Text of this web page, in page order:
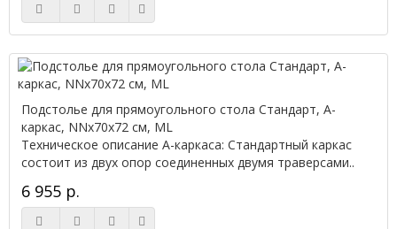
Подстолье для прямоугольного стола Стандарт, А-
каркас, NNx70х72 см, ML
Техническое описание А-каркаса: Стандартный каркас
состоит из двух опор соединенных двумя траверсами..
6 955 р.